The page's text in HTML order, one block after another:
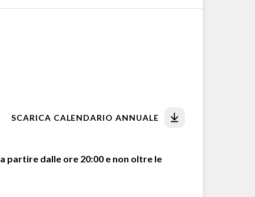
SCARICA CALENDARIO ANNUALE
a partire dalle ore 20:00 e non oltre le